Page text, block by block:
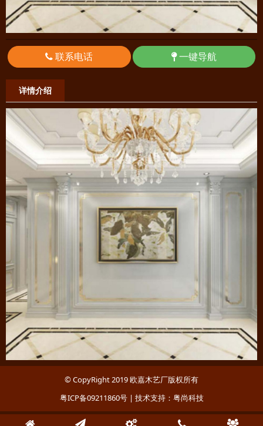
联系电话 一键导航
详情介绍
© CopyRight 2019欧嘉木艺厂版权所有
粤ICP备09211860号| 技术支持： 粤尚科技